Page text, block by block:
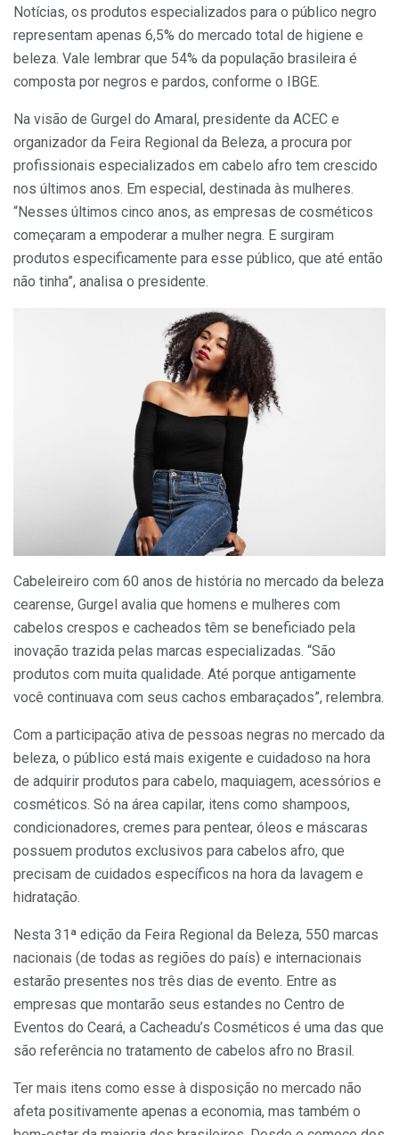
Notícias, os produtos especializados para o público negro
representam apenas 6,5% do mercado total de higiene e
beleza. Vale lembrar que 54% da população brasileira é
composta por negros e pardos, conforme o IBGE.
Na visão de Gurgel do Amaral, presidente da ACEC e
organizador da Feira Regional da Beleza, a procura por
profissionais especializados em cabelo afro tem crescido
nos últimos anos. Em especial, destinada às mulheres.
“Nesses últimos cinco anos, as empresas de cosméticos
começaram a empoderar a mulher negra. E surgiram
produtos especificamente para esse público, que até então
não tinha”, analisa o presidente.
Cabeleireiro com 60 anos de história no mercado da beleza
cearense, Gurgel avalia que homens e mulheres com
cabelos crespos e cacheados têm se beneficiado pela
inovação trazida pelas marcas especializadas. “São
produtos com muita qualidade. Até porque antigamente
você continuava com seus cachos embaraçados”, relembra.
Com a participação ativa de pessoas negras no mercado da
beleza, o público está mais exigente e cuidadoso na hora
de adquirir produtos para cabelo, maquiagem, acessórios e
cosméticos. Só na área capilar, itens como shampoos,
condicionadores, cremes para pentear, óleos e máscaras
possuem produtos exclusivos para cabelos afro, que
precisam de cuidados específicos na hora da lavagem e
hidratação.
Nesta 31ª edição da Feira Regional da Beleza, 550 marcas
nacionais (de todas as regiões do país) e internacionais
estarão presentes nos três dias de evento. Entre as
empresas que montarão seus estandes no Centro de
Eventos do Ceará, a Cacheadu’s Cosméticos é uma das que
são referência no tratamento de cabelos afro no Brasil.
Ter mais itens como esse à disposição no mercado não
afeta positivamente apenas a economia, mas também o